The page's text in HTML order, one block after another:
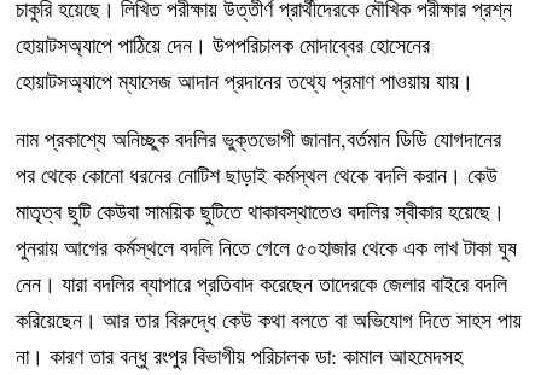
চাকুরি হয়েছে। লিখিত পরীক্ষায় উত্তীর্ণ প্রার্থীদেরকে মৌখিক পরীক্ষার প্রশ্ন
হোয়াটসঅ্যাপে পাঠিয়ে দেন। উপপরিচালক মোদাব্বের হোসেনের
হোয়াটসঅ্যাপে ম্যাসেজ আদান প্রদানের তথ্যে প্রমাণ পাওয়ায় যায়।
নাম প্রকাশ্যে অনিচ্ছুক বদলির ভুক্তভোগী জানান,বর্তমান ডিডি যোগদানের
পর থেকে কোনো ধরনের নোটিশ ছাড়াই কর্মস্থল থেকে বদলি করান। কেউ
মাতৃত্ব ছুটি কেউবা সাময়িক ছুটিতে থাকাবস্থাতেও বদলির স্বীকার হয়েছে।
পুনরায় আগের কর্মস্থলে বদলি নিতে গেলে ৫০হাজার থেকে এক লাখ টাকা ঘুষ
নেন। যারা বদলির ব্যাপারে প্রতিবাদ করেছেন তাদেরকে জেলার বাইরে বদলি
করিয়েছেন। আর তার বিরুদ্ধে কেউ কথা বলতে বা অভিযোগ দিতে সাহস পায়
না। কারণ তার বন্ধু রংপুর বিভাগীয় পরিচালক ডা: কামাল আহমেদসহ